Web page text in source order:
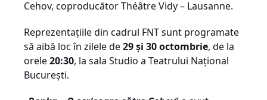
Cehov, coproducător Théâtre Vidy – Lausanne.
Reprezentaţiile din cadrul FNT sunt programate
să aibă loc în zilele de29 şi 30 octombrie, de la
orele20:30, la sala Studio a Teatrului Naţional
Bucureşti.